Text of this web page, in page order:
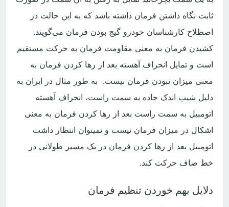
‬اصطلاح‭ ‬کارشناسان‭ ‬خودرو‭ ‬گیج‭ ‬بودن‭ ‬فرمان‭ ‬می‌گویند.
‬معنی‭ ‬میزان‭ ‬نبودن‭ ‬فرمان‭ ‬نیست‭.‬
به طور مثال در ایران به
دلیل شیب اندک جاده به سمت راست، انحراف آهسته
اتومبیل به سمت راست بعد از رها کردن فرمان به معنی
اشکال در میزان فرمان نیست و نمیتوان انتظار داشت
اتومبیل بعد از رها کردن فرمان در یک مسیر طولانی در
خط صاف حرکت کند.
دلایل بهم خوردن تنظیم فرمان